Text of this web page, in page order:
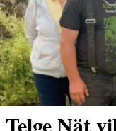
Telge Nät